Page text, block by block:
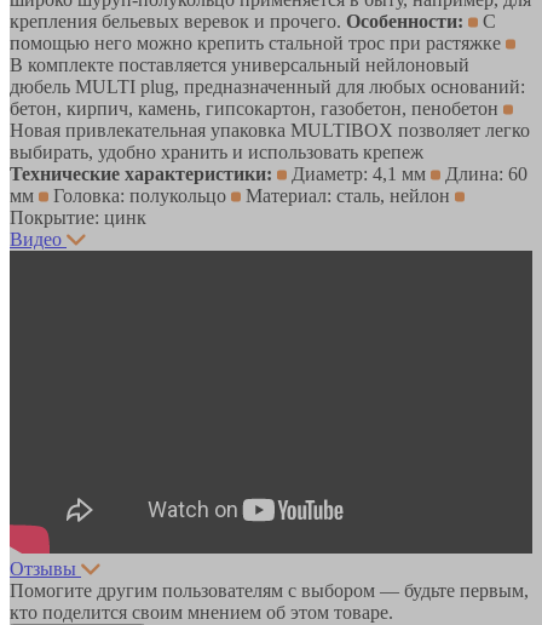
крепления бельевых веревок и прочего. Особенности:
С
помощью него можно крепить стальной трос при растяжке
В комплекте поставляется универсальный нейлоновый
дюбель MULTI plug, предназначенный для любых оснований:
бетон, кирпич, камень, гипсокартон, газобетон, пенобетон
Новая привлекательная упаковка MULTIBOX позволяет легко
выбирать, удобно хранить и использовать крепеж
Технические характеристики:
Диаметр: 4,1 мм
Длина: 60
мм
Головка: полукольцо
Материал: сталь, нейлон
Покрытие: цинк
Видео
Отзывы
Помогите другим пользователям с выбором — будьте первым,
кто поделится своим мнением об этом товаре.